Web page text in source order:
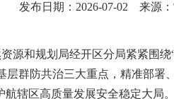
发布日期：2026-07-02 来源
源和规划局经开区分局紧紧围
层群防共治三大重点，精准部
航辖区高质量发展安全稳定大局